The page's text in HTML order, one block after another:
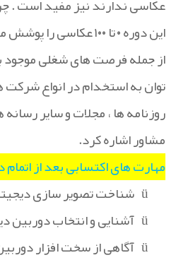
عکاسی ندارند نیز مفید است .
این دوره۰تا۱۰۰عکاسی را پوشش
از جمله فرصت های شغلی
توان به استخدام در انواع شرکت
روزنامه ها ، مجلات و سایر
مشاور اشاره کرد.
مهارت های اکتسابی بعد از
ü شناخت تصویر سازی
ü آشنایی و انتخاب دوربین
ü آگاهی از سخت افزار